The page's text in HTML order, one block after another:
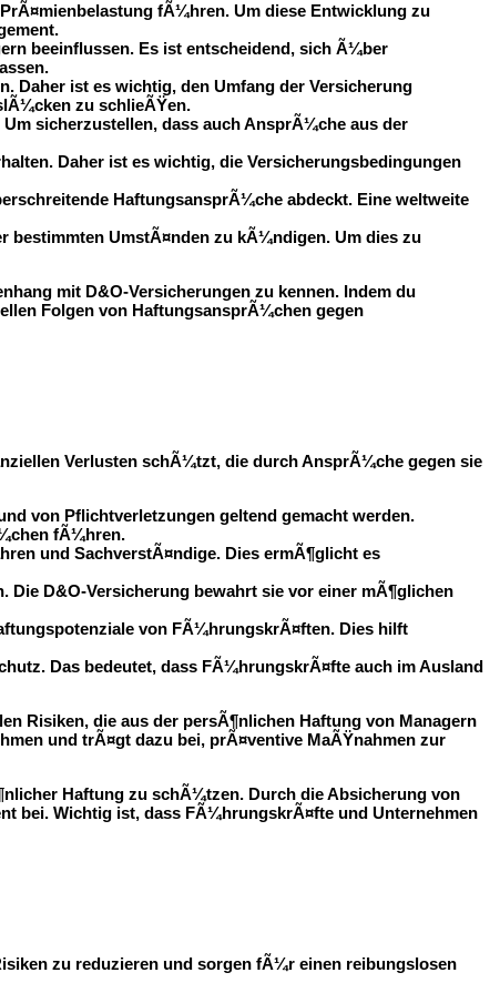
fÃ¼hren. Um diese Entwicklung zu
beeinflussen. Es ist entscheidend, sich Ã¼ber
Daher ist es wichtig, den Umfang der Versicherung
zu schlieÃŸen.
sicherzustellen, dass auch AnsprÃ¼che aus der
Daher ist es wichtig, die Versicherungsbedingungen
HaftungsansprÃ¼che abdeckt. Eine weltweite
bestimmten UmstÃ¤nden zu kÃ¼ndigen. Um dies zu
mit D&O-Versicherungen zu kennen. Indem du
Folgen von HaftungsansprÃ¼chen gegen
Verlusten schÃ¼tzt, die durch AnsprÃ¼che gegen sie
von Pflichtverletzungen geltend gemacht werden.
fÃ¼hren.
und SachverstÃ¤ndige. Dies ermÃ¶glicht es
D&O-Versicherung bewahrt sie vor einer mÃ¶glichen
von FÃ¼hrungskrÃ¤ften. Dies hilft
Das bedeutet, dass FÃ¼hrungskrÃ¤fte auch im Ausland
Risiken, die aus der persÃ¶nlichen Haftung von Managern
und trÃ¤gt dazu bei, prÃ¤ventive MaÃŸnahmen zur
Haftung zu schÃ¼tzen. Durch die Absicherung von
bei. Wichtig ist, dass FÃ¼hrungskrÃ¤fte und Unternehmen
zu reduzieren und sorgen fÃ¼r einen reibungslosen